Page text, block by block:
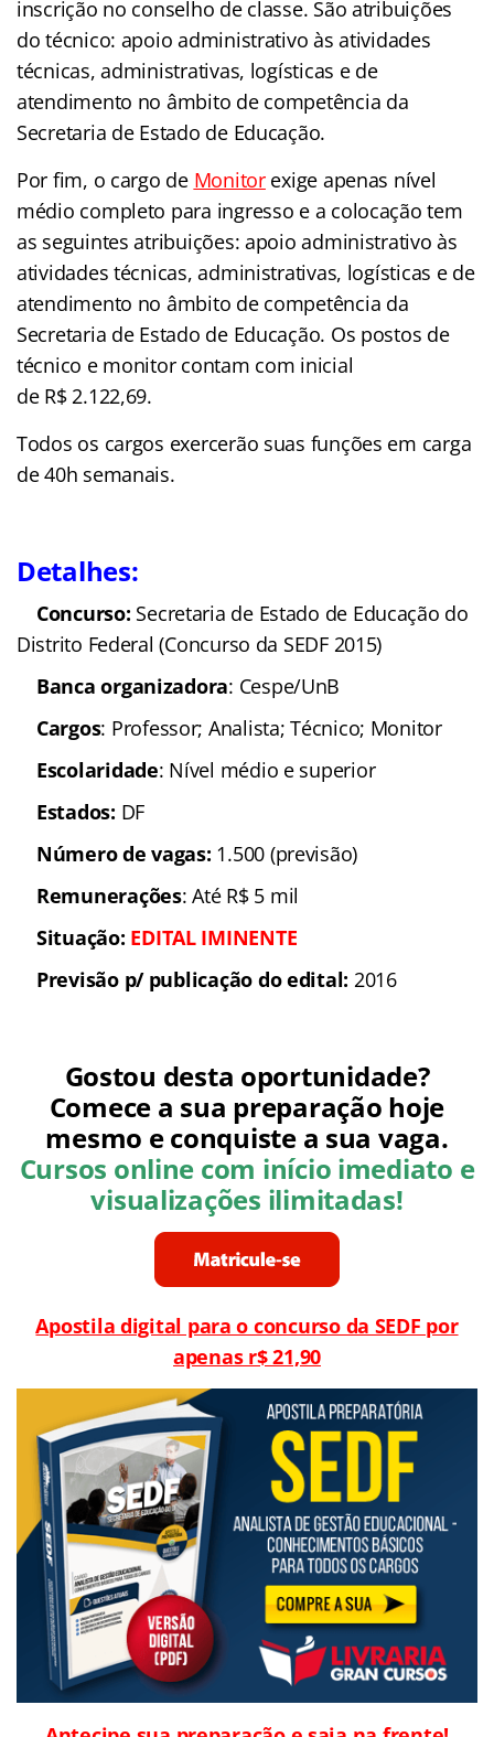
inscrição no conselho de classe. São atribuições
do técnico: apoio administrativo às atividades
técnicas, administrativas, logísticas e de
atendimento no âmbito de competência da
Secretaria de Estado de Educação.
Por fim, o cargo de Monitorexige apenas nível
médio completo para ingresso e a colocação tem
as seguintes atribuições: apoio administrativo às
atividades técnicas, administrativas, logísticas e de
atendimento no âmbito de competência da
Secretaria de Estado de Educação. Os postos de
técnico e monitor contam com inicial
de R$ 2.122,69.
Todos os cargos exercerão suas funções em carga
de 40h semanais.
Detalhes:
Concurso: Secretaria de Estado de Educação do
Distrito Federal (Concurso da SEDF 2015)
Banca organizadora: Cespe/UnB
Cargos: Professor; Analista; Técnico; Monitor
Escolaridade: Nível médio e superior
Estados: DF
Número de vagas: 1.500 (previsão)
Remunerações: Até R$ 5 mil
Situação: EDITAL IMINENTE
Previsão p/ publicação do edital: 2016
Gostou desta oportunidade?
Comece a sua preparação hoje
mesmo e conquiste a sua vaga.
Cursos online com início imediato e
visualizações ilimitadas!
Apostila digital para o concurso da SEDF por
apenas r$ 21,90